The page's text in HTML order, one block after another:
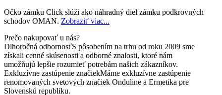
Očko zámku Click slúži ako náhradný diel zámku podkrovných
schodov OMAN. Zobraziť viac...
Prečo nakupovať u nás?
Dlhoročná odbornosťS pôsobením na trhu od roku 2009 sme
získali cenné skúsenosti a odborné znalosti, ktoré nám
umožňujú lepšie rozumieť potrebám našich zákazníkov.
Exkluzívne zastúpenie značiekMáme exkluzívne zastúpenie
renomovaných svetových značiek Onduline a Ermetika pre
Slovenskú republiku.